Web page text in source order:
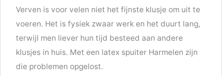
Verven is voor velen niet het fijnste klusje om uit te
voeren. Het is fysiek zwaar werk en het duurt lang,
terwijl men liever hun tijd besteed aan andere
klusjes in huis. Met een latex spuiter Harmelen zijn
die problemen opgelost.